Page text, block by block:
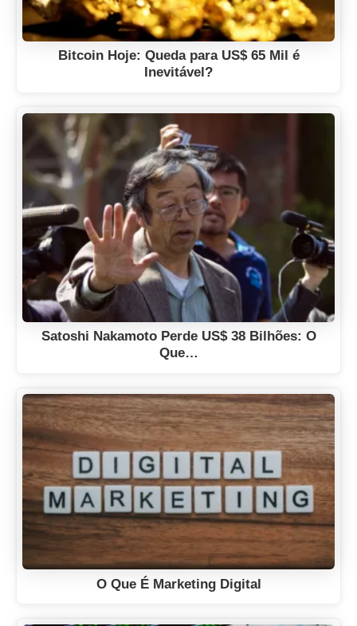
Bitcoin Hoje: Queda para US$ 65 Mil é
Inevitável?
Satoshi Nakamoto Perde US$ 38 Bilhões: O
Que…
O Que É Marketing Digital